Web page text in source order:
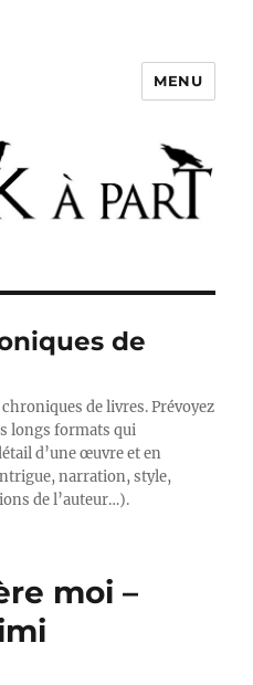
MENU
de
de livres. Prévoyez
longs formats qui
d’une œuvre et en
narration, style,
de l’auteur…).
moi –